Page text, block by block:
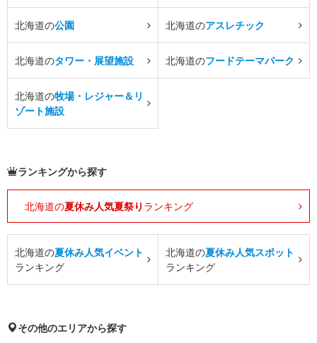
北海道の公園 北海道のアスレチック
北海道のタワー・展望施設 北海道のフードテーマパーク
北海道の牧場・レジャー＆リ
ゾート施設
ランキングから探す
北海道の夏休み人気夏祭り ランキング
北海道の夏休み人気イベント
ランキング
北海道の夏休み人気スポット
ランキング
その他のエリアから探す